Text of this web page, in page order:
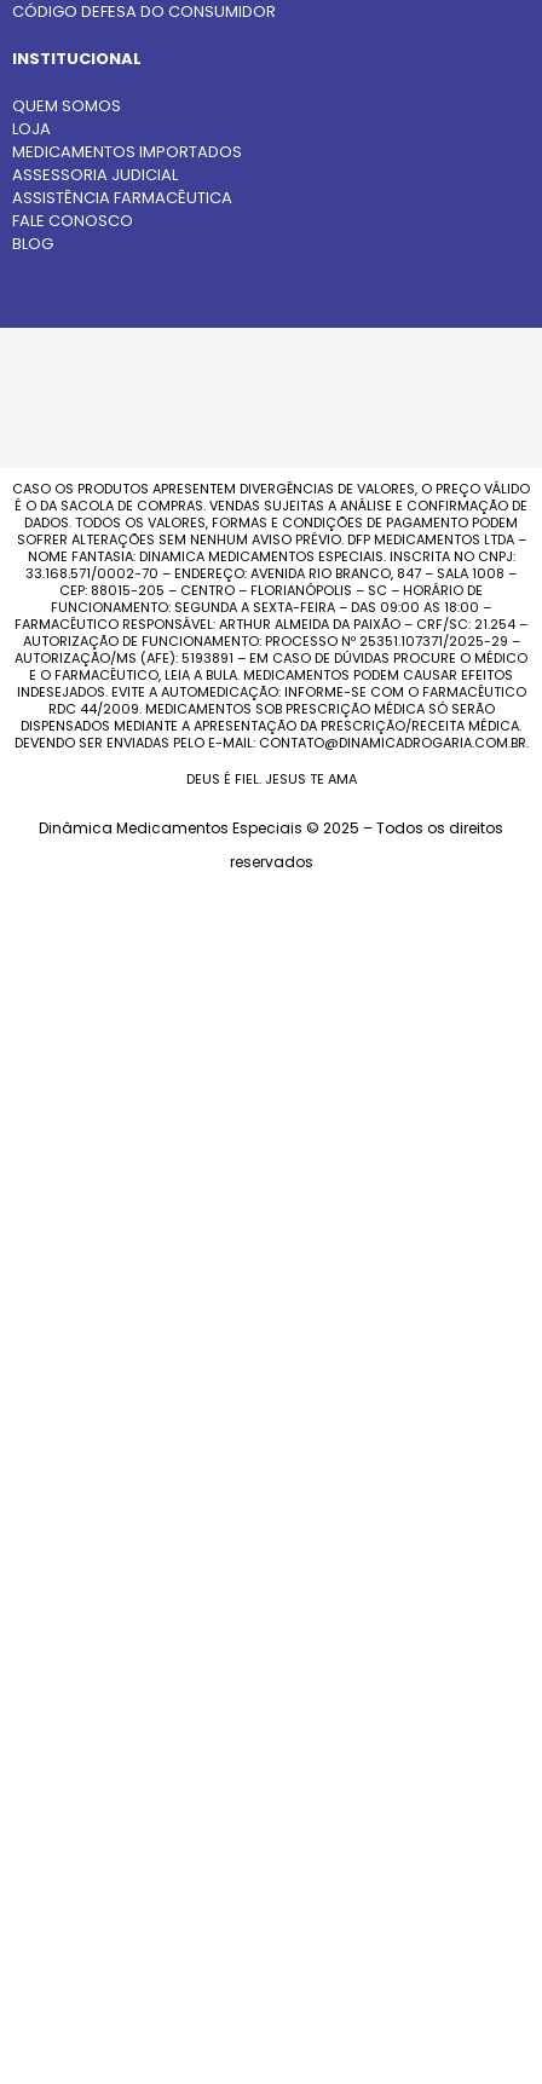
CÓDIGO DEFESA DO CONSUMIDOR
INSTITUCIONAL
QUEM SOMOS
LOJA
MEDICAMENTOS IMPORTADOS
ASSESSORIA JUDICIAL
ASSISTÊNCIA FARMACÊUTICA
FALE CONOSCO
BLOG
CASO OS PRODUTOS APRESENTEM DIVERGÊNCIAS DE VALORES, O PREÇO VÁLIDO
É O DA SACOLA DE COMPRAS. VENDAS SUJEITAS A ANÁLISE E CONFIRMAÇÃO DE
DADOS. TODOS OS VALORES, FORMAS E CONDIÇÕES DE PAGAMENTO PODEM
SOFRER ALTERAÇÕES SEM NENHUM AVISO PRÉVIO. DFP MEDICAMENTOS LTDA –
NOME FANTASIA: DINAMICA MEDICAMENTOS ESPECIAIS. INSCRITA NO CNPJ:
33.168.571/0002-70 – ENDEREÇO: AVENIDA RIO BRANCO, 847 – SALA 1008 –
CEP: 88015-205 – CENTRO – FLORIANÓPOLIS – SC – HORÁRIO DE
FUNCIONAMENTO: SEGUNDA A SEXTA-FEIRA – DAS 09:00 AS 18:00 –
FARMACÊUTICO RESPONSÁVEL: ARTHUR ALMEIDA DA PAIXÃO – CRF/SC: 21.254 –
AUTORIZAÇÃO DE FUNCIONAMENTO: PROCESSO Nº 25351.107371/2025-29 –
AUTORIZAÇÃO/MS (AFE): 5193891 – EM CASO DE DÚVIDAS PROCURE O MÉDICO
E O FARMACÊUTICO, LEIA A BULA. MEDICAMENTOS PODEM CAUSAR EFEITOS
INDESEJADOS. EVITE A AUTOMEDICAÇÃO: INFORME-SE COM O FARMACÊUTICO
RDC 44/2009. MEDICAMENTOS SOB PRESCRIÇÃO MÉDICA SÓ SERÃO
DISPENSADOS MEDIANTE A APRESENTAÇÃO DA PRESCRIÇÃO/RECEITA MÉDICA.
DEVENDO SER ENVIADAS PELO E-MAIL: CONTATO@DINAMICADROGARIA.COM.BR.
DEUS É FIEL. JESUS TE AMA
Dinâmica Medicamentos Especiais © 2025 – Todos os direitos
reservados